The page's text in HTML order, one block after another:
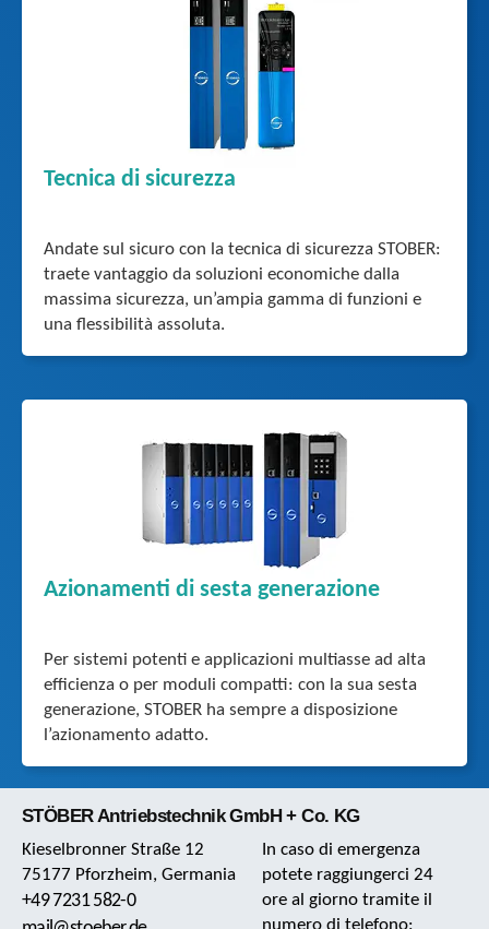
Tecnica di sicurezza
Andate sul sicuro con la tecnica di sicurezza STOBER:
traete vantaggio da soluzioni economiche dalla
massima sicurezza, un’ampia gamma di funzioni e
una flessibilità assoluta.
Azionamenti di sesta generazione
Per sistemi potenti e applicazioni multiasse ad alta
efficienza o per moduli compatti: con la sua sesta
generazione, STOBER ha sempre a disposizione
l’azionamento adatto.
STÖBER Antriebstechnik GmbH + Co. KG
Kieselbronner Straße 12
75177 Pforzheim, Germania
+49 7231 582-0
In caso di emergenza
potete raggiungerci 24
ore al giorno tramite il
numero di telefono: